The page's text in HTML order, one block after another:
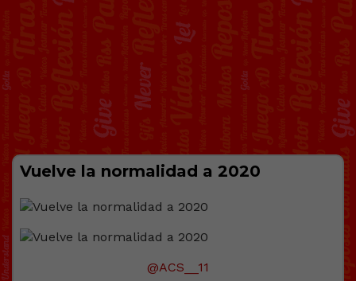
Vuelve la normalidad a 2020
@ACS__11